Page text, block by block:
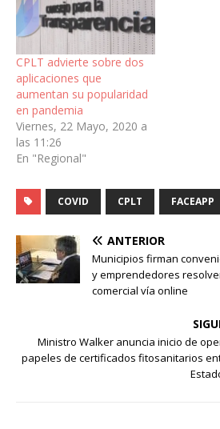
CPLT advierte sobre dos
aplicaciones que
aumentan su popularidad
en pandemia
Viernes, 22 Mayo, 2020 a
las 11:26
En "Regional"
COVID CPLT FACEAPP
ANTERIOR
Municipios firman
y emprendedores
comercial vía online
Ministro Walker anuncia inicio de
papeles de certificados fitosanitarios